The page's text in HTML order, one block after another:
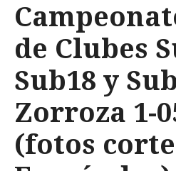
de Clubes
Sub18 y
Zorroza 1-
(fotos